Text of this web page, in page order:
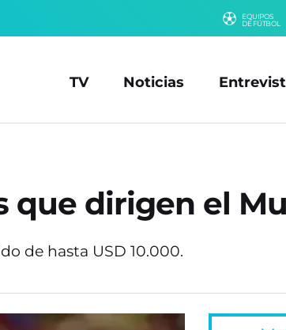
EQUIPOS
DE FÚTBOL
TV Noticias
que dirigen el
de hasta USD 10.000.